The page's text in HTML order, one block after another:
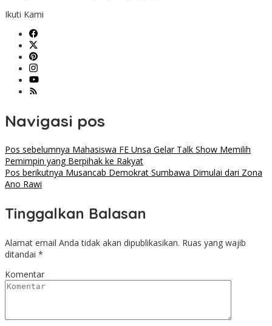
Ikuti Kami
Navigasi pos
Pos sebelumnya Mahasiswa FE Unsa Gelar Talk Show Memilih
Pemimpin yang Berpihak ke Rakyat
Pos berikutnya Musancab Demokrat Sumbawa Dimulai dari Zona
Ano Rawi
Tinggalkan Balasan
Alamat email Anda tidak akan dipublikasikan. Ruas yang wajib
ditandai *
Komentar